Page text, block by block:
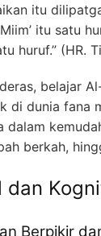
itu
itu satu
huruf.” (HR.
belajar
di dunia fana
dalam
berkah,
dan
Berpikir